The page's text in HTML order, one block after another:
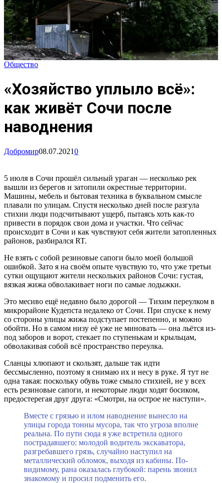
Общество
«Хозяйство уплыло всё»:
как живёт Сочи после
наводнения
Добромир08.07.20210
5 июля в Сочи прошёл сильный ураган — несколько рек
вышли из берегов и затопили окрестные территории.
Машины, мебель и бытовая техника в буквальном смысле
плавали по улицам. Спустя несколько дней после разгула
стихии люди подсчитывают ущерб, пытаясь хоть как-то
привести в порядок свои дома и участки. Что сейчас
происходит в Сочи и как чувствуют себя жители затопленных
районов, разбирался RT.
Не взять с собой резиновые сапоги было моей большой
ошибкой. Зато я на своём опыте чувствую то, что уже третьи
сутки ощущают жители нескольких районов Сочи: густая,
вязкая жижа обволакивает ноги по самые лодыжки.
Это месиво ещё недавно было дорогой — Тихим переулком в
микрорайоне Кудепста недалеко от Сочи. При спуске к нему
со стороны улицы жижа подступает постепенно, и можно
обойти. Но в самом низу её уже не миновать — она льётся из-
под заборов и ворот, стекает по ступенькам и крыльцам,
обволакивая собой всё пространство переулка.
Сланцы хлюпают и скользят, дальше так идти
бессмысленно, поэтому я снимаю их и несу в руке. Я тут не
одна такая: поскольку обувь тоже смыло стихией, не у всех
есть резиновые сапоги, и некоторые люди ходят босиком,
предостерегая друг друга: «Смотри, на острое не наступи».
Вместе с грязью и илом наводнение вынесло на
улицы города тонны мусора, так что угроза вполне
реальна. По пути сюда я уже встретила одного
пострадавшего: молодой водитель экскаватора,
разгребавшего грязь, случайно наступил на
металлический обломок, выходя из кабины. По-
видимому, рана оказалась глубокой: парень звонил
знакомому и просил подменить его.